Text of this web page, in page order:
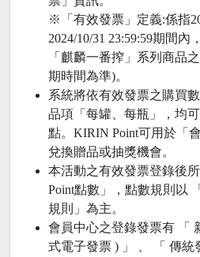
※「有效發票」定義:係指
2024/10/31 23:59:59期間
「麒麟一番搾」系列商品
期時間為準)。
系統將依有效發票之購買
品項「每罐、每瓶」，均
點。KIRIN Point可用於「
兌換贈品或抽獎機會。
本活動之有效發票登錄後
Point點數」，點數規則以
規則」為主。
會員中心之登錄發票有 「
式電子發票 ) 」 、 「 傳